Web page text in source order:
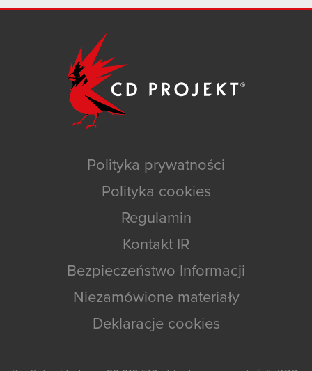
Polityka prywatności
Polityka cookies
Regulamin
Kontakt IR
Bezpieczeństwo Informacji
Niezamówione materiały
Deklaracje cookies